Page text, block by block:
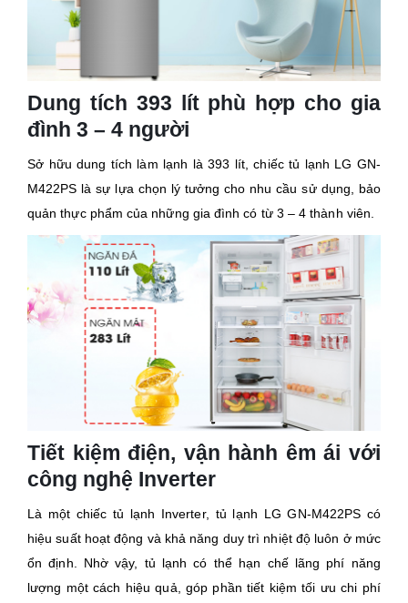
Dung tích 393 lít phù hợp cho gia
đình 3 – 4 người
Sở hữu dung tích làm lạnh là 393 lít, chiếc tủ lạnh LG GN-
M422PS là sự lựa chọn lý tưởng cho nhu cầu sử dụng, bảo
quản thực phẩm của những gia đình có từ 3 – 4 thành viên.
Tiết kiệm điện, vận hành êm ái với
công nghệ Inverter
Là một chiếc tủ lạnh Inverter, tủ lạnh LG GN-M422PS có
hiệu suất hoạt động và khả năng duy trì nhiệt độ luôn ở mức
ổn định. Nhờ vậy, tủ lạnh có thể hạn chế lãng phí năng
lượng một cách hiệu quả, góp phần tiết kiệm tối ưu chi phí